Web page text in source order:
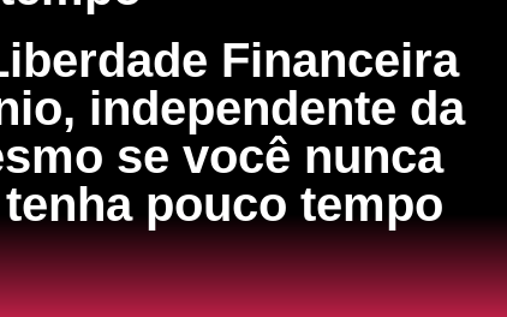
Financeira
independente da
se você nunca
pouco tempo